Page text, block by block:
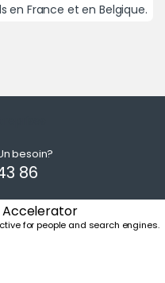
en France et en Belgique.
besoin?
86
Accelerator
for people and search engines.